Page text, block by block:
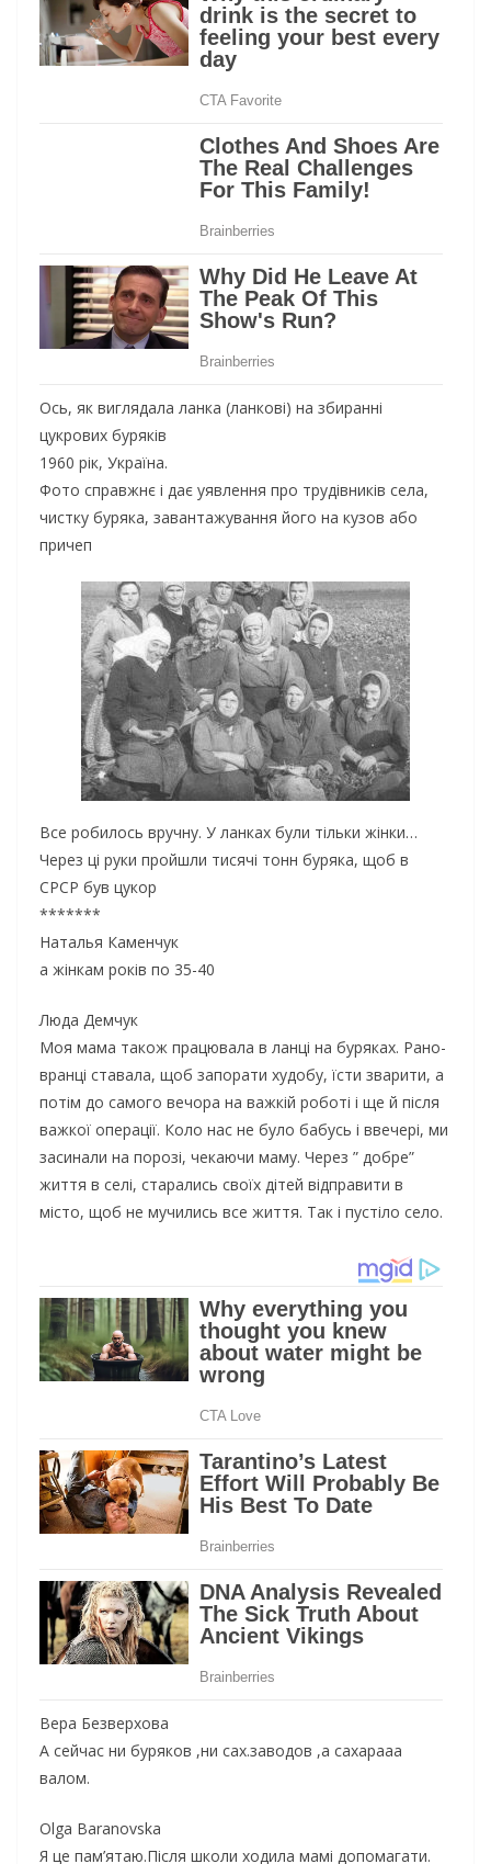
Ось, як виглядала ланка (ланкові) на збиранні
цукрових буряків
1960 рік, Україна.
Фото справжнє і дає уявлення про трудівників села,
чистку буряка, завантажування його на кузов або
причеп
Все робилось вручну. У ланках були тільки жінки…
Через ці руки пройшли тисячі тонн буряка, щоб в
СРСР був цукор
*******
Наталья Каменчук
а жінкам років по 35-40
Люда Демчук
Моя мама також працювала в ланці на буряках. Рано-
вранці ставала, щоб запорати худобу, їсти зварити, а
потім до самого вечора на важкій роботі і ще й після
важкої операції. Коло нас не було бабусь і ввечері, ми
засинали на порозі, чекаючи маму. Через ” добре”
життя в селі, старались своїх дітей відправити в
місто, щоб не мучились все життя. Так і пустіло село.
Вера Безверхова
А сейчас ни буряков ,ни сах.заводов ,а сахарааа
валом.
Olga Baranovska
Я це пам’ятаю.Після школи ходила мамі допомагати.